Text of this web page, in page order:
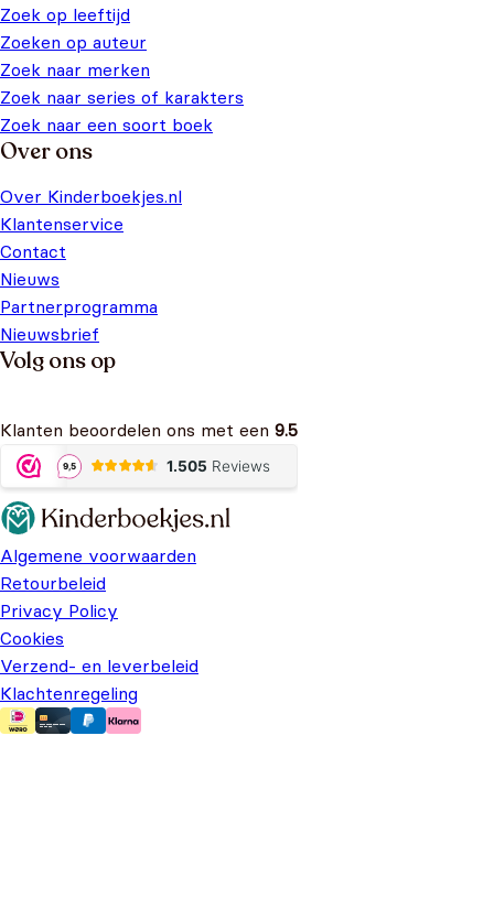
Zoek op leeftijd
Zoeken op auteur
Zoek naar merken
Zoek naar series of karakters
Zoek naar een soort boek
Over ons
Over Kinderboekjes.nl
Klantenservice
Contact
Nieuws
Partnerprogramma
Nieuwsbrief
Volg ons op
Klanten beoordelen ons met een 9.5
Algemene voorwaarden
Retourbeleid
Privacy Policy
Cookies
Verzend- en leverbeleid
Klachtenregeling